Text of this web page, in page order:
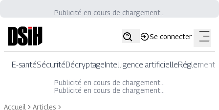
Publicité en cours de chargement...
Se connecter
E-santéSécuritéDécryptageIntelligence artificielle
Publicité en cours de chargement...
Publicité en cours de chargement...
Accueil
Articles